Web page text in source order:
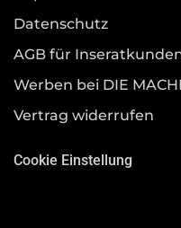
Datenschutz
AGB für
Werben bei DIE
Vertrag widerrufen
Cookie Einstellung